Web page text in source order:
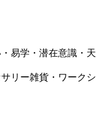
易学・潜在意識・天
リー雑貨・ワークシ